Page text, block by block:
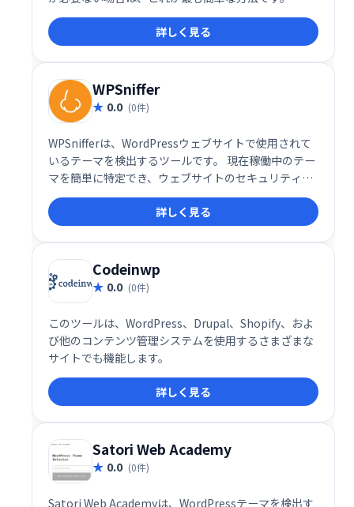
詳しく見る
WPSniffer
0.0 (0件)
WPSnifferは、WordPressウェブサイトで使用されて
いるテーマを検出するツールです。 現在稼働中のテー
マを簡単に特定でき、ウェブサイトのセキュリティや
保守管理に役立ちます。 複雑な設定は不要で、迅速か
つ正確にテーマ情報を取得できます。
詳しく見る
Codeinwp
0.0 (0件)
このツールは、WordPress、Drupal、Shopify、およ
び他のコンテンツ管理システムを使用するさまざまな
サイトでも機能します。
詳しく見る
Satori Web Academy
0.0 (0件)
Satori Web Academyは、WordPressテーマを検出す